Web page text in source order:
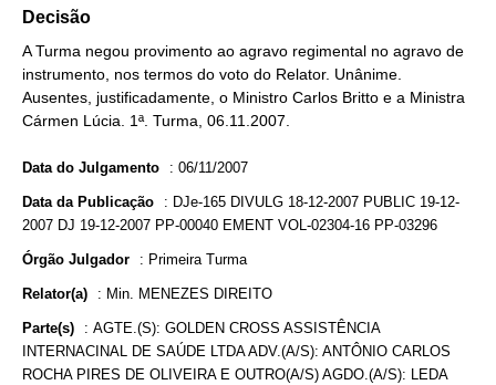
Decisão
A Turma negou provimento ao agravo regimental no agravo de
instrumento, nos termos do voto do Relator. Unânime.
Ausentes, justificadamente, o Ministro Carlos Britto e a Ministra
Cármen Lúcia. 1ª. Turma, 06.11.2007.
Data do Julgamento : 06/11/2007
Data da Publicação : DJe-165 DIVULG 18-12-2007 PUBLIC 19-12-
2007 DJ 19-12-2007 PP-00040 EMENT VOL-02304-16 PP-03296
Órgão Julgador : Primeira Turma
Relator(a) : Min. MENEZES DIREITO
Parte(s) : AGTE.(S): GOLDEN CROSS ASSISTÊNCIA
INTERNACINAL DE SAÚDE LTDA ADV.(A/S): ANTÔNIO CARLOS
ROCHA PIRES DE OLIVEIRA E OUTRO(A/S) AGDO.(A/S): LEDA